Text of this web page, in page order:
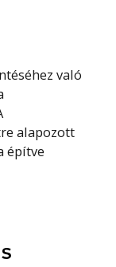
való
alapozott
építve